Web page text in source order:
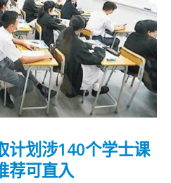
计划涉140个学士课
荐可直入